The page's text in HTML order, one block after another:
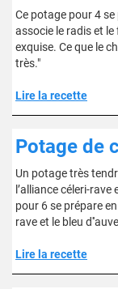
Ce potage pour 4
associe le radis et
exquise. Ce que le
très."
Lire la recette
Potage de
Un potage très
l’alliance céleri-
pour 6 se prépare
rave et le bleu
Lire la recette